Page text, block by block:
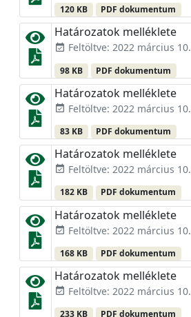
120 KB PDF dokumentum
Határozatok melléklete
event_available Feltöltve: 2022 március 10.
98 KB PDF dokumentum
Határozatok melléklete
event_available Feltöltve: 2022 március 10.
83 KB PDF dokumentum
Határozatok melléklete
event_available Feltöltve: 2022 március 10.
182 KB PDF dokumentum
Határozatok melléklete
event_available Feltöltve: 2022 március 10.
168 KB PDF dokumentum
Határozatok melléklete
event_available Feltöltve: 2022 március 10.
233 KB PDF dokumentum